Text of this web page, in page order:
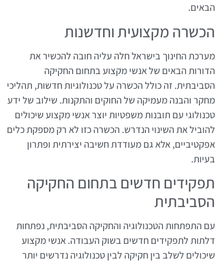
הבאים.
הכשרה מקצועית וחדשנות
מערכת החינוך בישראל חלה עליה חובה להכשיר את
הדורות הבאים של אנשי מקצוע בתחום החקיקה
הסביבתית. זה כולל הכשרה על טכנולוגיות חדשות, תהליכי
מחקר והבנה מעמיקה של החוקים והתקנות. שילוב של ידע
טכנולוגי עם תובנות משפטיות יוצר אנשי מקצוע שיכולים
להוביל את השינוי הנדרש. הכשרה כזו לא רק מספקת כלים
אפקטיביים, אלא גם מעודדת חשיבה יצירתית ופתרון
בעיות.
תפקידים חדשים בתחום החקיקה
הסביבתית
עם התפתחות הטכנולוגיה והחקיקה הסביבתית, נפתחות
דלתות לתפקידים חדשים בשוק העבודה. אנשי מקצוע
שיכולים לשלב בין חקיקה לבין טכנולוגיה נדרשים יותר